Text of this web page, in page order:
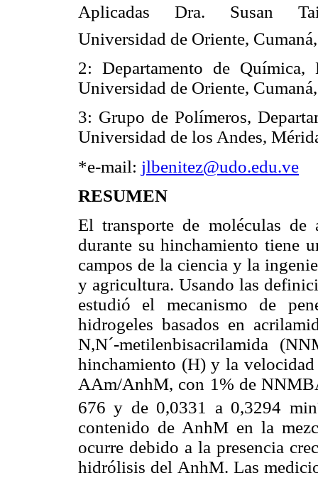
Aplicadas Dra. Susan
Universidad de Oriente,
2: Departamento de Química,
Universidad de Oriente,
3: Grupo de Polímeros,
Universidad de los Andes,
*e-mail: jlbenitez@udo.edu.ve
RESUMEN
El transporte de moléculas
durante su hinchamiento tiene
campos de la ciencia y la
y agricultura. Usando las
estudió el mecanismo de
hidrogeles basados en
N,N´-metilenbisacrilamida
hinchamiento (H) y la
AAm/AnhM, con 1% de
676 y de 0,0331 a 0,3294 min
contenido de AnhM en la
ocurre debido a la presencia
hidrólisis del AnhM. Las